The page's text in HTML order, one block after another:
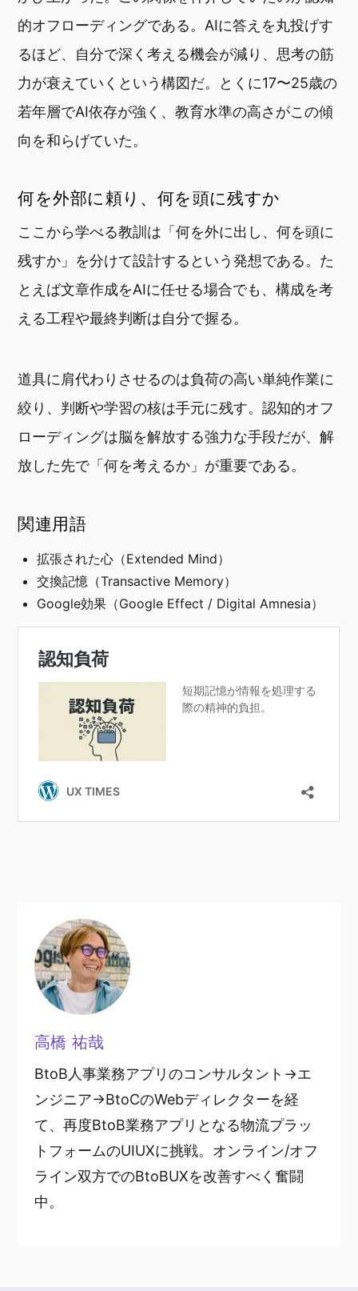
的オフローディングである。AIに答えを丸投げす
るほど、自分で深く考える機会が減り、思考の筋
力が衰えていくという構図だ。とくに17〜25歳の
若年層でAI依存が強く、教育水準の高さがこの傾
向を和らげていた。
何を外部に頼り、何を頭に残すか
ここから学べる教訓は「何を外に出し、何を頭に
残すか」を分けて設計するという発想である。た
とえば文章作成をAIに任せる場合でも、構成を考
える工程や最終判断は自分で握る。
道具に肩代わりさせるのは負荷の高い単純作業に
絞り、判断や学習の核は手元に残す。認知的オフ
ローディングは脳を解放する強力な手段だが、解
放した先で「何を考えるか」が重要である。
関連用語
拡張された心（Extended Mind）
交換記憶（Transactive Memory）
Google効果（Google Effect / Digital Amnesia）
高橋 祐哉
BtoB人事業務アプリのコンサルタント→エ
ンジニア→BtoCのWebディレクターを経
て、再度BtoB業務アプリとなる物流プラッ
トフォームのUIUXに挑戦。オンライン/オフ
ライン双方でのBtoBUXを改善すべく奮闘
中。